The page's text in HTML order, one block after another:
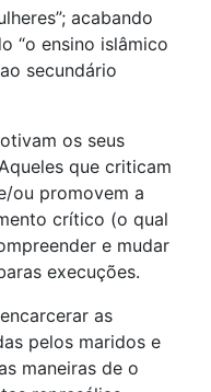
acabando
“o ensino islâmico
secundário
os seus
que criticam
ou promovem a
crítico (o qual
e mudar
execuções.
as
pelos maridos e
maneiras de o